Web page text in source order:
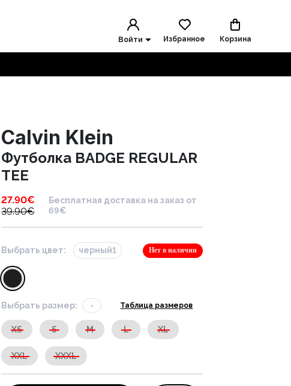
Войти Избранное Корзина
Calvin Klein
Футболка BADGE REGULAR
TEE
27.90€
39.90€
Бесплатная доставка на заказ от
69€
Выбрать цвет: черный1 Нет в наличии
Выбрать размер: - Таблица размеров
XS S M L XL
XXL XXXL